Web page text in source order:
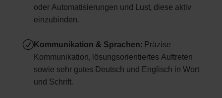
oder Automatisierungen und Lust, diese aktiv
einzubinden.
RKommunikation & Sprachen:Präzise
Kommunikation, lösungsorientiertes Auftreten
sowie sehr gutes Deutsch und Englisch in Wort
und Schrift.